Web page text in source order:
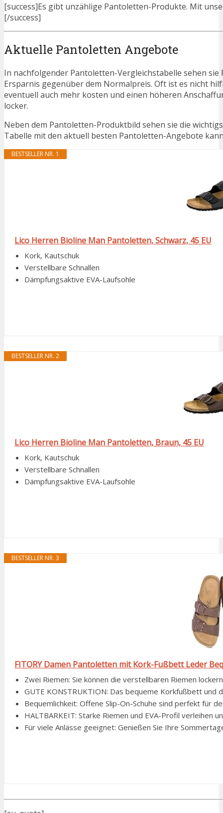
[success]Es gibt unzählige Pantoletten-Produkte. Mit
[/success]
Aktuelle Pantoletten Angebote
In nachfolgender Pantoletten-Vergleichstabelle sehen
Ersparnis gegenüber dem Normalpreis. Oft ist es nicht
eventuell auch mehr kosten und einen höheren
locker.
Neben dem Pantoletten-Produktbild sehen sie die
Tabelle mit den aktuell besten Pantoletten-Angebote
BESTSELLER NR. 1
Lico Herren Bioline Man Pantoletten, Schwarz, 45 EU
Kork, Kautschuk
Verstellbare Schnallen
Dämpfungsaktive EVA-Laufsohle
BESTSELLER NR. 2
Lico Herren Bioline Man Pantoletten, Braun, 45 EU
Kork, Kautschuk
Verstellbare Schnallen
Dämpfungsaktive EVA-Laufsohle
BESTSELLER NR. 3
FITORY Damen Pantoletten mit Kork-Fußbett Leder
Zwei Riemen: Sie können die verstellbaren Riemen
GUTE KONSTRUKTION: Das bequeme Korkfußbett und
Bequemlichkeit: Offene Slip-On-Schuhe sind perfekt für
HALTBARKEIT: Starke Riemen und EVA-Profil verleihen
Für viele Anlässe geeignet: Genießen Sie Ihre